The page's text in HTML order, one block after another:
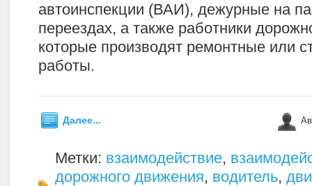
автоинспекции (ВАИ), дежурные на
переездах, а также работники
которые производят ремонтные или
работы.
Далее...
Метки: взаимодействие,
дорожного движения, водитель,